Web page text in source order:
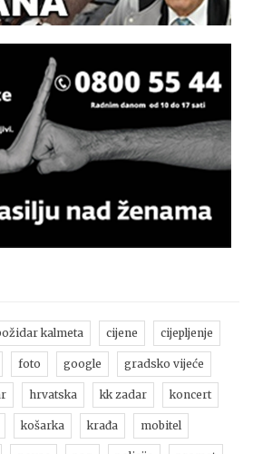
kalmeta cijene cijepljenje
foto google gradsko vijeće
hrvatska kk zadar koncert
košarka krađa mobitel